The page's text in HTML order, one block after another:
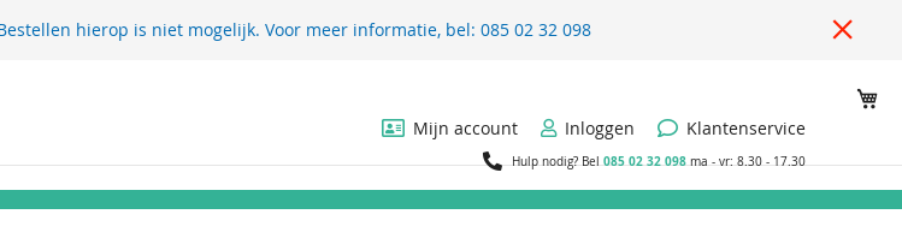
hierop is niet mogelijk. Voor meer informatie, bel: 085 02 32 098
Mijn account
Inloggen Klantenservice
Hulp nodig? Bel085 02 32 098ma - vr: 8.30 - 17.30